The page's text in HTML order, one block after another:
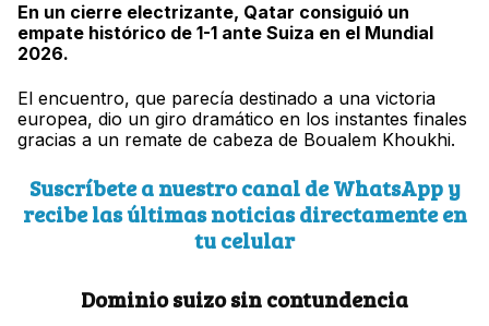
En un cierre electrizante, Qatar consiguió un
empate histórico de 1-1 ante Suiza en el Mundial
2026.
El encuentro, que parecía destinado a una victoria
europea, dio un giro dramático en los instantes finales
gracias a un remate de cabeza de Boualem Khoukhi.
Suscríbete a nuestro canal de WhatsApp y
recibe las últimas noticias directamente en
tu celular
Dominio suizo sin contundencia